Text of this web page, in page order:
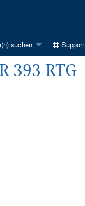
suchen Support
393 RTG